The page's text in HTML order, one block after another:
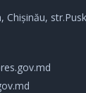
Chișinău,